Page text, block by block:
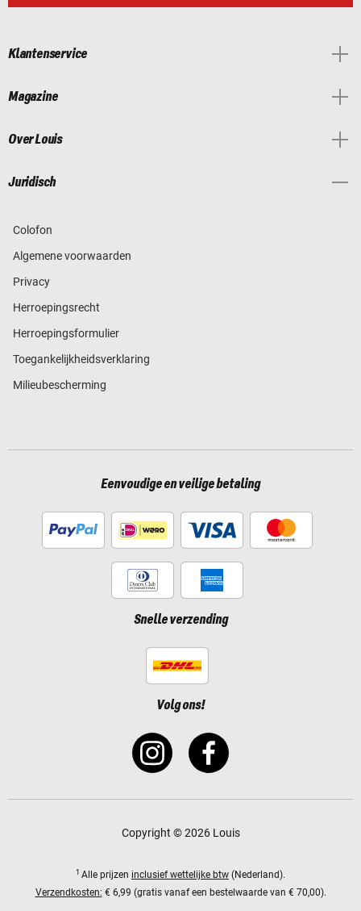
Klantenservice
Magazine
Over Louis
Juridisch
Colofon
Algemene voorwaarden
Privacy
Herroepingsrecht
Herroepingsformulier
Toegankelijkheidsverklaring
Milieubescherming
Eenvoudige en veilige betaling
Snelle verzending
Volg ons!
Copyright © 2026 Louis
1 Alle prijzen inclusief wettelijke btw (Nederland).
Verzendkosten: € 6,99 (gratis vanaf een bestelwaarde van € 70,00).